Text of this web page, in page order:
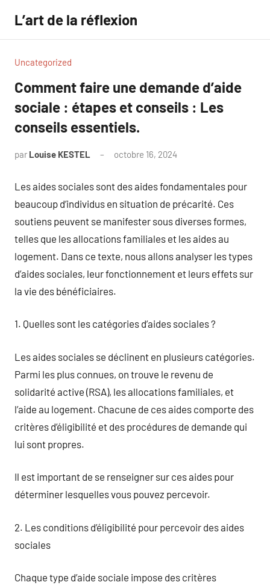
contenu
L’art de la réflexion
Uncategorized
Comment faire une demande d’aide
sociale : étapes et conseils : Les
conseils essentiels.
par Louise KESTEL octobre 16, 2024
Les aides sociales sont des aides fondamentales pour
beaucoup d’individus en situation de précarité. Ces
soutiens peuvent se manifester sous diverses formes,
telles que les allocations familiales et les aides au
logement. Dans ce texte, nous allons analyser les types
d’aides sociales, leur fonctionnement et leurs effets sur
la vie des bénéficiaires.
1. Quelles sont les catégories d’aides sociales ?
Les aides sociales se déclinent en plusieurs catégories.
Parmi les plus connues, on trouve le revenu de
solidarité active (RSA), les allocations familiales, et
l’aide au logement. Chacune de ces aides comporte des
critères d’éligibilité et des procédures de demande qui
lui sont propres.
Il est important de se renseigner sur ces aides pour
déterminer lesquelles vous pouvez percevoir.
2. Les conditions d’éligibilité pour percevoir des aides
sociales
Chaque type d’aide sociale impose des critères